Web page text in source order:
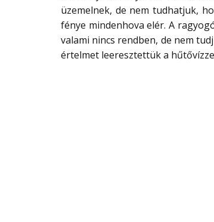
üzemelnek, de nem tudhatjuk,
fénye mindenhova elér. A
valami nincs rendben, de nem
értelmet leeresztettük a